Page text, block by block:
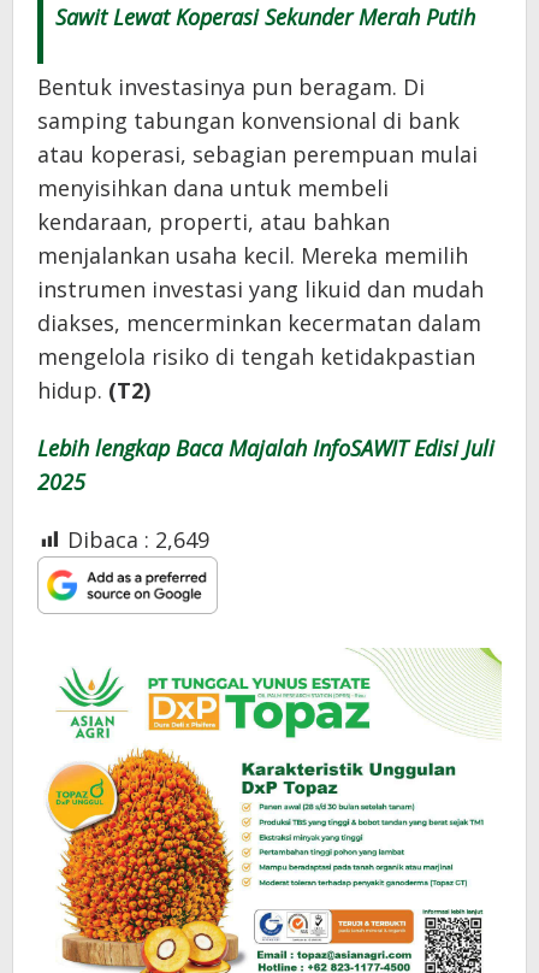
Sawit Lewat Koperasi Sekunder Merah Putih
Bentuk investasinya pun beragam. Di
samping tabungan konvensional di bank
atau koperasi, sebagian perempuan mulai
menyisihkan dana untuk membeli
kendaraan, properti, atau bahkan
menjalankan usaha kecil. Mereka memilih
instrumen investasi yang likuid dan mudah
diakses, mencerminkan kecermatan dalam
mengelola risiko di tengah ketidakpastian
hidup. (T2)
Lebih lengkap Baca Majalah InfoSAWIT Edisi Juli
2025
Dibaca : 2,649